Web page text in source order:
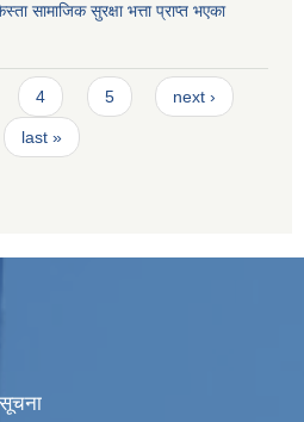
सुरक्षा भत्ता प्राप्त भएका
4 5 next ›
last »